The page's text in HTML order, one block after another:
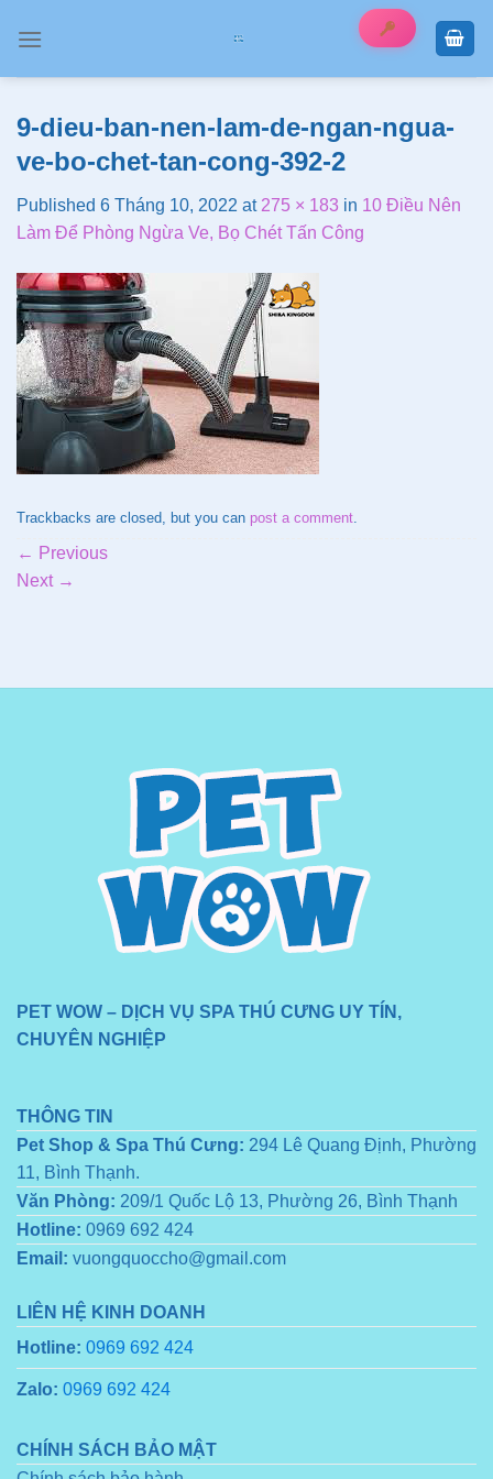
9-dieu-ban-nen-lam-de-ngan-ngua-
ve-bo-chet-tan-cong-392-2
Published 6 Tháng 10, 2022 at 275 × 183 in 10 Điều Nên
Làm Để Phòng Ngừa Ve, Bọ Chét Tấn Công
Trackbacks are closed, but you can post a comment.
← Previous
Next →
PET WOW – DỊCH VỤ SPA THÚ CƯNG UY TÍN,
CHUYÊN NGHIỆP
THÔNG TIN
Pet Shop & Spa Thú Cưng: 294 Lê Quang Định, Phường
11, Bình Thạnh.
Văn Phòng: 209/1 Quốc Lộ 13, Phường 26, Bình Thạnh
Hotline: 0969 692 424
Email: vuongquoccho@gmail.com
LIÊN HỆ KINH DOANH
Hotline: 0969 692 424
Zalo: 0969 692 424
CHÍNH SÁCH BẢO MẬT